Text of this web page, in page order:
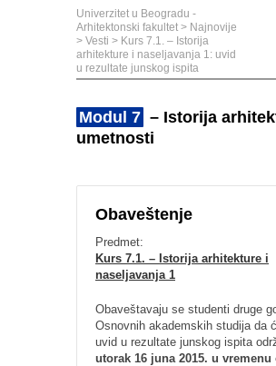
Univerzitet u Beogradu -
Arhitektonski fakultet > Najnovije
> Vesti > Kurs 7.1. – Istorija
arhitekture i naseljavanja 1: uvid
u rezultate junskog ispita
Modul 7 – Istorija
umetnosti
Obaveštenje
Predmet:
Kurs 7.1. – Istorija arhitekture i
naseljavanja 1
Obaveštavaju se studenti druge
Osnovnih akademskih studija da
uvid u rezultate junskog ispita
utorak 16 juna 2015. u vremenu